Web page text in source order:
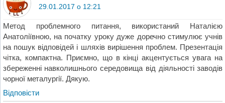
29.01.2017 о 12:21
Метод проблемного питання, використаний Наталією
Анатоліївною, на початку уроку дуже доречно стимулює учнів
на пошук відповідей і шляхів вирішення проблем. Презентація
чітка, компактна. Приємно, що в кінці акцентується увага на
збереженні навколишнього середовища від діяльності заводів
чорної металургії. Дякую.
Відповіcти